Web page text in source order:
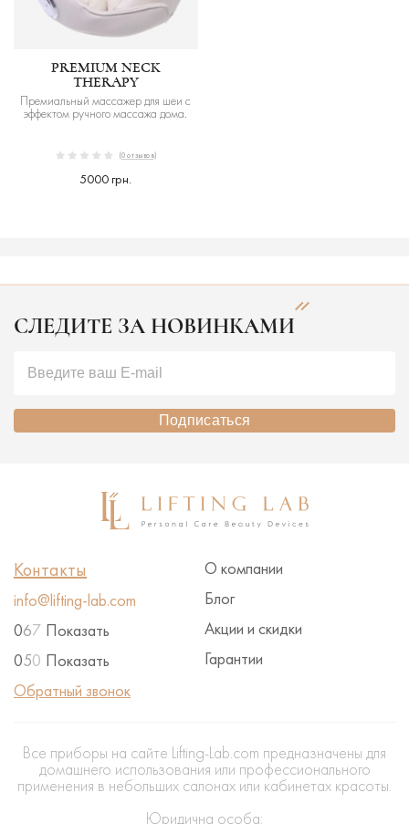
PREMIUM NECK
THERAPY
Премиальный массажер для шеи с
эффектом ручного массажа дома.
(0 отзывов)
5000 грн.
СЛЕДИТЕ ЗА НОВИНКАМИ
Подписаться
О компании
Блог
Акции и скидки
Гарантии
Контакты
info@lifting-lab.com
067 Показать
050 Показать
Обратный звонок
Все приборы на сайте Lifting-Lab.com предназначены для
домашнего использования или профессионального
применения в небольших салонах или кабинетах красоты.
Юридична особа: